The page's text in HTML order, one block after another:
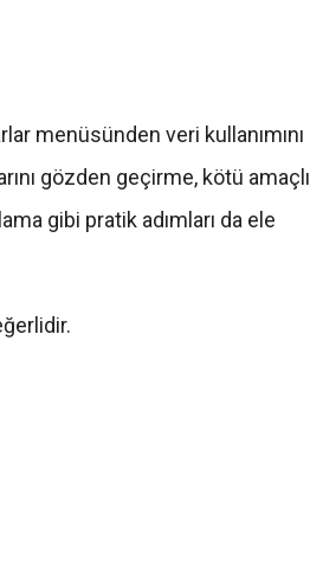
menüsünden veri kullanımını
gözden geçirme, kötü amaçlı
gibi pratik adımları da ele